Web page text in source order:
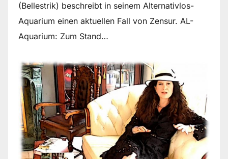
(Bellestrik) beschreibt in seinem Alternativlos-
Aquarium einen aktuellen Fall von Zensur. AL-
Aquarium: Zum Stand…